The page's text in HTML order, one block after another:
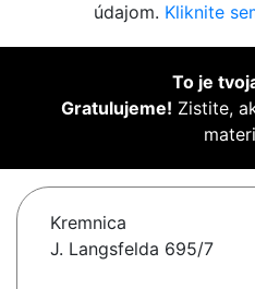
údajom. Kliknite
To je
Gratulujeme! Zistite,
Kremnica
J. Langsfelda 695/7